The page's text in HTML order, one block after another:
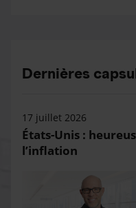
Dernières
17 juillet 2026
États-Unis :
l’inflation